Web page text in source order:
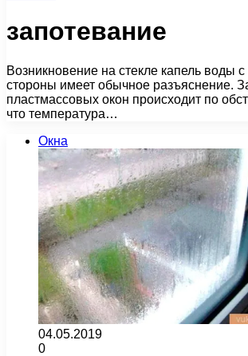
запотевание
Возникновение на стекле капель воды
стороны имеет обычное разъяснение.
пластмассовых окон происходит по
что температура…
Окна
04.05.2019
0